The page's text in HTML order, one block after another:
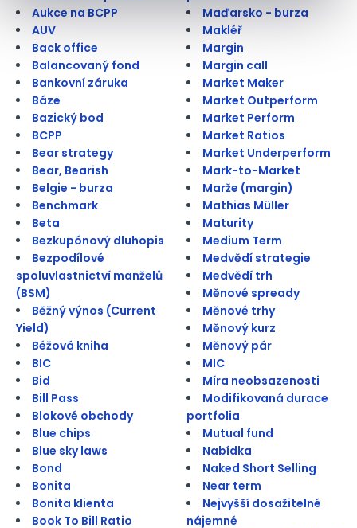
Aukce na BCPP
AUV
Back office
Balancovaný fond
Bankovní záruka
Báze
Bazický bod
BCPP
Bear strategy
Bear, Bearish
Belgie - burza
Benchmark
Beta
Bezkupónový dluhopis
Bezpodílové
spoluvlastnictví manželů
(BSM)
Běžný výnos (Current
Yield)
Béžová kniha
BIC
Bid
Bill Pass
Blokové obchody
Blue chips
Blue sky laws
Bond
Bonita
Bonita klienta
Book To Bill Ratio
Maďarsko - burza
Makléř
Margin
Margin call
Market Maker
Market Outperform
Market Perform
Market Ratios
Market Underperform
Mark-to-Market
Marže (margin)
Mathias Müller
Maturity
Medium Term
Medvědí strategie
Medvědí trh
Měnové spready
Měnové trhy
Měnový kurz
Měnový pár
MIC
Míra neobsazenosti
Modifikovaná durace
portfolia
Mutual fund
Nabídka
Naked Short Selling
Near term
Nejvyšší dosažitelné
nájemné